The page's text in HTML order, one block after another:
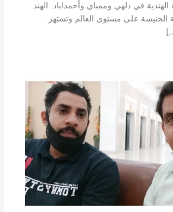
الهندية في دلهي وممباي وأحمداباد الهند
الجنيسة على مستوى العالم وتشتهر